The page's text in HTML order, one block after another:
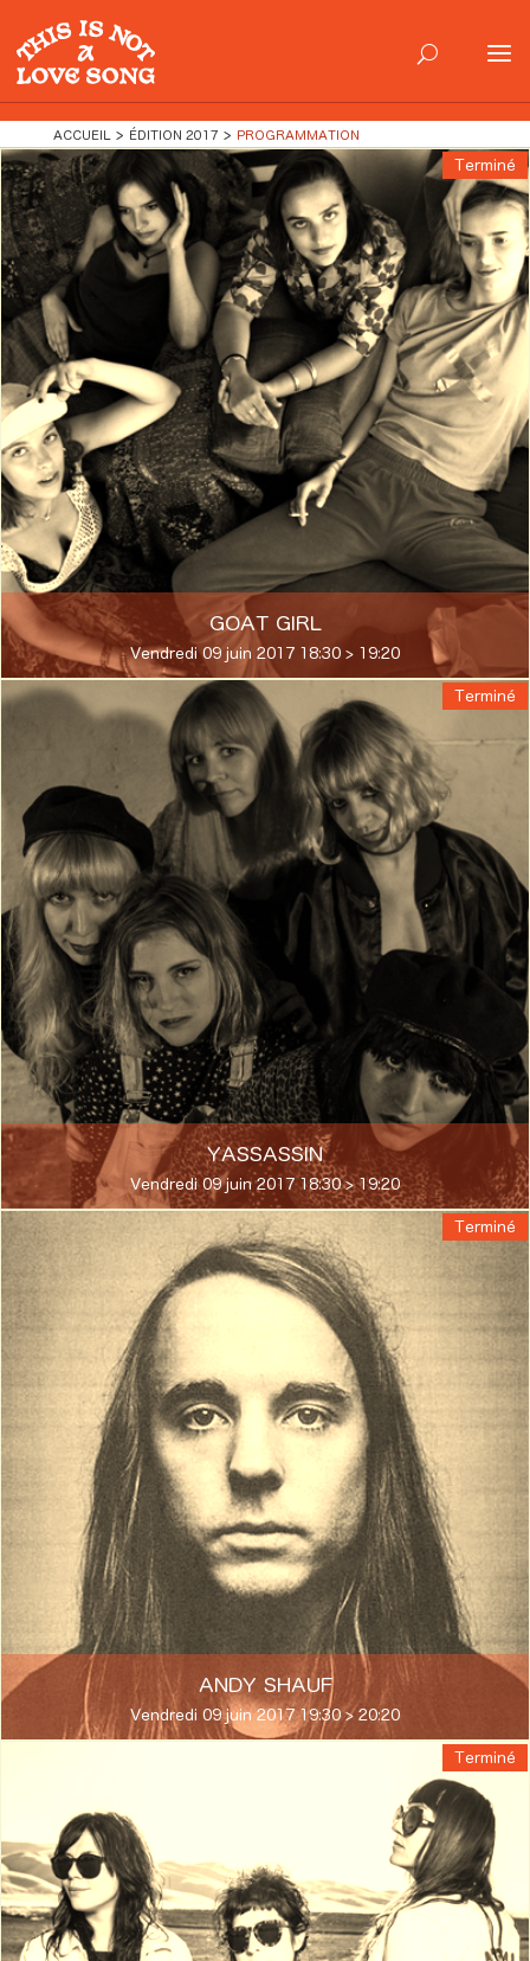
PROGRAMMATION
ACCUEIL ÉDITION 2017 PROGRAMMATION
Terminé
GOAT GIRL
Vendredi 09 juin 2017 18:30 > 19:20
Terminé
YASSASSIN
Vendredi 09 juin 2017 18:30 > 19:20
Terminé
ANDY SHAUF
Vendredi 09 juin 2017 19:30 > 20:20
Terminé